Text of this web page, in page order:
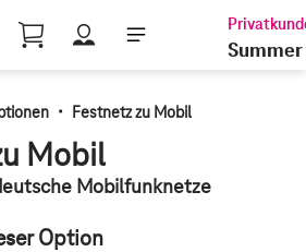
Shopping Cart
Summer
· Festnetz zu Mobil
Mobil
Mobilfunknetze
Option